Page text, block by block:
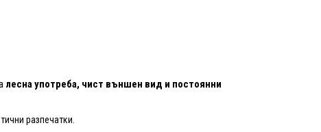
лесна употреба, чист външен вид и постоянни
разпечатки.